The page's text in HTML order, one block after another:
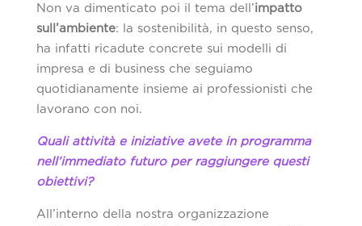
Non va dimenticato poi il tema dell’impatto
sull’ambiente: la sostenibilità, in questo senso,
ha infatti ricadute concrete sui modelli di
impresa e di business che seguiamo
quotidianamente insieme ai professionisti che
lavorano con noi.
Quali attività e iniziative avete in programma
nell’immediato futuro per raggiungere questi
obiettivi?
All’interno della nostra organizzazione